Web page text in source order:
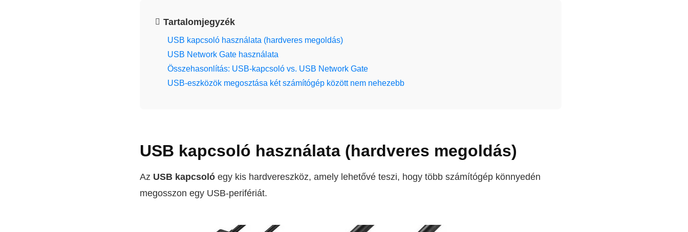
Tartalomjegyzék
USB kapcsoló használata (hardveres megoldás)
USB Network Gate használata
Összehasonlítás: USB-kapcsoló vs. USB Network Gate
USB-eszközök megosztása két számítógép között nem nehezebb
USB kapcsoló használata (hardveres megoldás)
Az USB kapcsoló egy kis hardvereszköz, amely lehetővé teszi, hogy több számítógép könnyedén
megosszon egy USB-perifériát.